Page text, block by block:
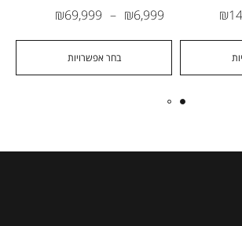
₪
בחר אפשרויות
₪6,999
–
₪69,999